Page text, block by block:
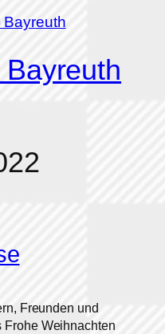
Freunden und
Frohe Weihnachten